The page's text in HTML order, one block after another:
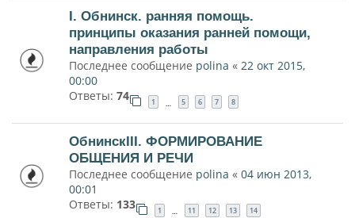
I. Обнинск. ранняя помощь.
принципы оказания ранней помощи,
направления работы
Последнее сообщение polina « 22 окт 2015,
00:00
Ответы: 74 1 5 6 7 8
ОбнинскIII. ФОРМИРОВАНИЕ
ОБЩЕНИЯ И РЕЧИ
Последнее сообщение polina « 04 июн 2013,
00:01
Ответы: 133 1 … 11 12 13 14